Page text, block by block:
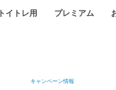
トイトレ用 プレミアム
キャンペーン情報